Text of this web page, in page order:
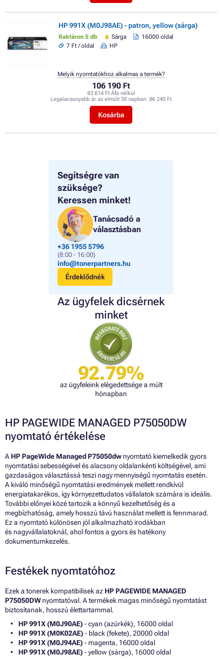
Segítségre van
szüksége?
Keressen minket!
Tanácsadó a
választásban
+36 1955 5796
(8:00 - 16:00)
info@tonerpartners.hu
Érdeklődnék
Az ügyfelek dicsérnek
minket
92.79%
az ügyfeleink elégedettsége a múlt
hónapban
HP 991X (M0J98AE) - patron, yellow (sárga)
Raktáron 5 db Sárga
16000 oldal
7 Ft / oldal
HP
106 190 Ft
83 614 Ft Áfa nélkül
Legalacsonyabb ár az elmúlt 30 napban: 86 240 Ft
Kosárba
Melyik nyomtatókhoz alkalmas a termék?
HP PAGEWIDE MANAGED P75050DW
nyomtató értékelése
A HP PageWide Managed P75050dw nyomtató kiemelkedik gyors
nyomtatási sebességével és alacsony oldalankénti költségével, ami
gazdaságos választássá teszi nagy mennyiségű nyomtatás esetén.
A kiváló minőségű nyomtatási eredmények mellett rendkívül
energiatakarékos, így környezettudatos vállalatok számára is ideális.
További előnyei közé tartozik a könnyű kezelhetőség és a
megbízhatóság, amely hosszú távú használat mellett is fennmarad.
Ez a nyomtató különösen jól alkalmazható irodákban
és nagyvállalatoknál, ahol fontos a gyors és hatékony
dokumentumkezelés.
Festékek nyomtatóhoz
Ezek a tonerek kompatibilisek az HP PAGEWIDE MANAGED
P75050DW nyomtatóval. A termékek magas minőségű nyomtatást
biztosítanak, hosszú élettartammal.
HP 991X (M0J90AE)- cyan (azúrkék), 16000 oldal
HP 991X (M0K02AE)- black (fekete), 20000 oldal
HP 991X (M0J94AE)- magenta, 16000 oldal
HP 991X (M0J98AE)- yellow (sárga), 16000 oldal